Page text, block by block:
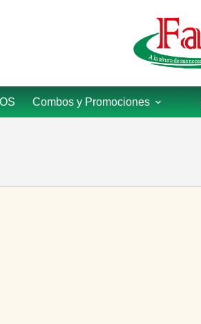
Combos y Promociones